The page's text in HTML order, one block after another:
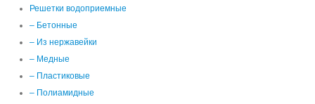
Решетки водоприемные
– Бетонные
– Из нержавейки
– Медные
– Пластиковые
– Полиамидные